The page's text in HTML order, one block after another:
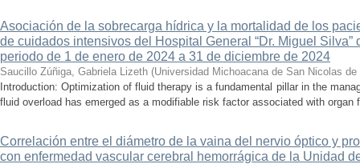
Asociación de la sobrecarga hídrica y la mortalidad de los
de cuidados intensivos del Hospital General “Dr. Miguel
periodo de 1 de enero de 2024 a 31 de diciembre de 2024
Saucillo Zúñiga, Gabriela Lizeth (Universidad Michoacana de San Nicolas de
Introduction: Optimization of fluid therapy is a fundamental pillar in the
fluid overload has emerged as a modifiable risk factor associated with organ
Correlación entre el diámetro de la vaina del nervio óptico y
con enfermedad vascular cerebral hemorrágica de la Unidad